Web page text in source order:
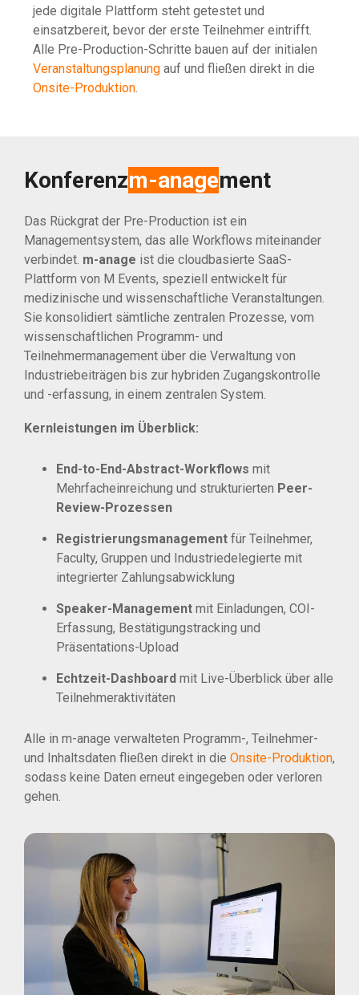
jede digitale Plattform steht getestet und
einsatzbereit, bevor der erste Teilnehmer eintrifft.
Alle Pre-Production-Schritte bauen auf der initialen
Veranstaltungsplanungauf und fließen direkt in die
Onsite-Produktion.
Konferenzm-anagement
Das Rückgrat der Pre-Production ist ein
Managementsystem, das alle Workflows miteinander
verbindet. m-anage ist die cloudbasierte SaaS-
Plattform von M Events, speziell entwickelt für
medizinische und wissenschaftliche Veranstaltungen.
Sie konsolidiert sämtliche zentralen Prozesse, vom
wissenschaftlichen Programm- und
Teilnehmermanagement über die Verwaltung von
Industriebeiträgen bis zur hybriden Zugangskontrolle
und -erfassung, in einem zentralen System.
Kernleistungen im Überblick:
End-to-End-Abstract-Workflows mit
Mehrfacheinreichung und strukturierten Peer-
Review-Prozessen
Registrierungsmanagement für Teilnehmer,
Faculty, Gruppen und Industriedelegierte mit
integrierter Zahlungsabwicklung
Speaker-Management mit Einladungen, COI-
Erfassung, Bestätigungstracking und
Präsentations-Upload
Echtzeit-Dashboard mit Live-Überblick über alle
Teilnehmeraktivitäten
Alle in m-anage verwalteten Programm-, Teilnehmer-
und Inhaltsdaten fließen direkt in die Onsite-Produktion,
sodass keine Daten erneut eingegeben oder verloren
gehen.